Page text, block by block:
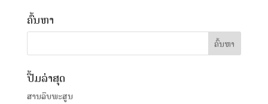
ຄົ້ນຫາ
ປື້ມລ່າສຸດ
ສານລຶບພະສູນ